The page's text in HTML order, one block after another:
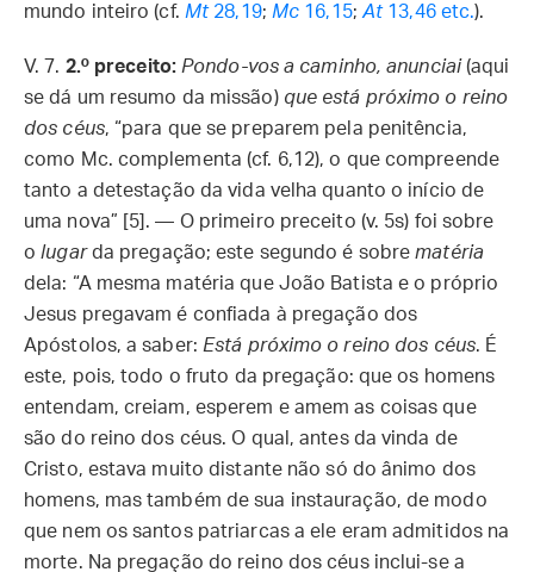
mundo inteiro (cf. Mt28,19; Mc 16,15; At13,46 etc.).
V. 7. 2.º preceito: Pondo-vos a caminho, anunciai(aqui
se dá um resumo da missão) que está próximo o reino
dos céus, “para que se preparem pela penitência,
como Mc. complementa (cf. 6,12), o que compreende
tanto a detestação da vida velha quanto o início de
uma nova” [5]. — O primeiro preceito (v. 5s) foi sobre
olugarda pregação; este segundo é sobrematéria
dela: “A mesma matéria que João Batista e o próprio
Jesus pregavam é confiada à pregação dos
Apóstolos, a saber: Está próximo o reino dos céus. É
este, pois, todo o fruto da pregação: que os homens
entendam, creiam, esperem e amem as coisas que
são do reino dos céus. O qual, antes da vinda de
Cristo, estava muito distante não só do ânimo dos
homens, mas também de sua instauração, de modo
que nem os santos patriarcas a ele eram admitidos na
morte. Na pregação do reino dos céus inclui-se a